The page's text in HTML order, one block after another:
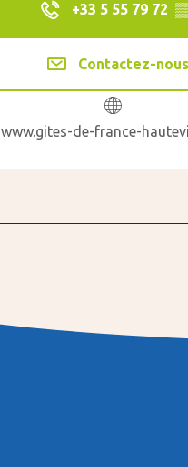
+33 5 55 79 72
Contactez-nous
www.gites-de-france-